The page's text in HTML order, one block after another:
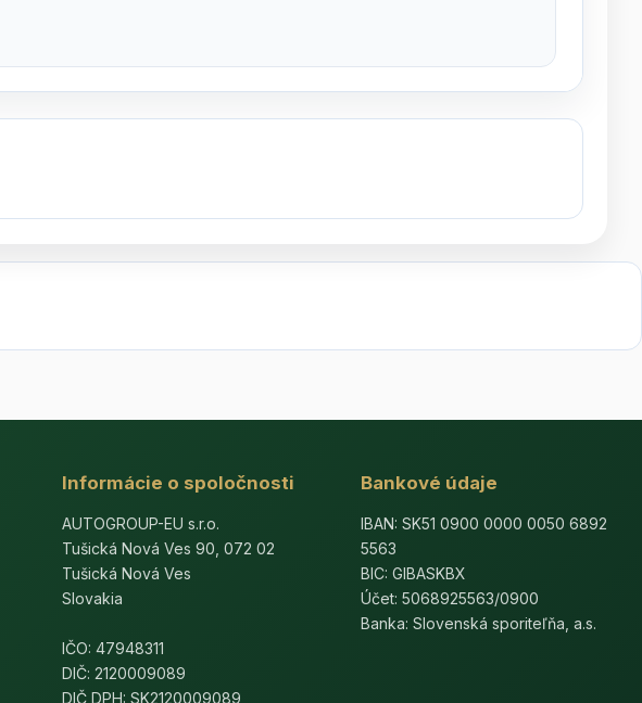
Informácie o spoločnosti
AUTOGROUP-EU s.r.o.
Tušická Nová Ves 90, 072 02
Tušická Nová Ves
Slovakia
IČO: 47948311
DIČ: 2120009089
DIČ DPH: SK2120009089
Bankové údaje
IBAN: SK51 0900 0000 0050 6892
5563
BIC: GIBASKBX
Účet: 5068925563/0900
Banka: Slovenská sporiteľňa, a.s.